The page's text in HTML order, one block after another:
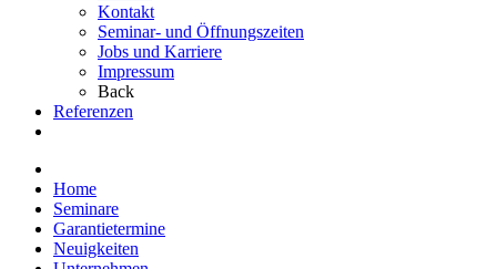
Kontakt
Seminar- und Öffnungszeiten
Jobs und Karriere
Impressum
Back
Referenzen
Home
Seminare
Garantietermine
Neuigkeiten